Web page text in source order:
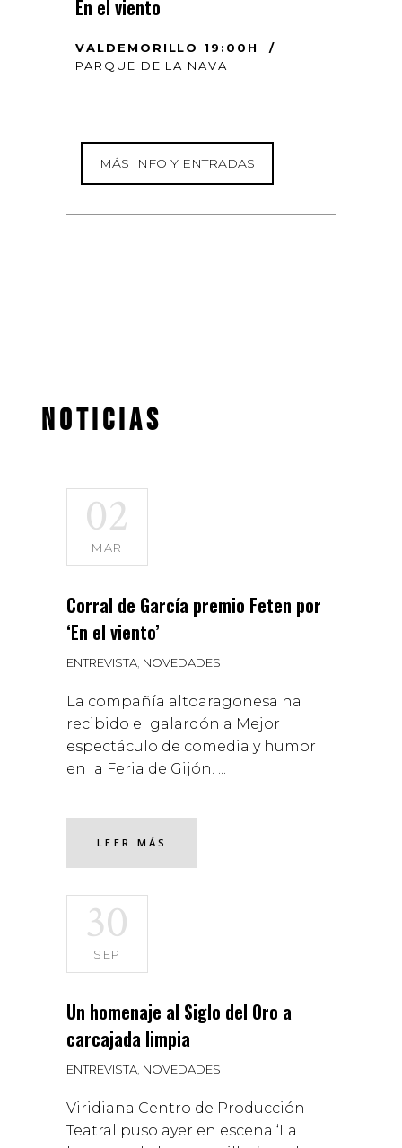
En el viento
VALDEMORILLO 19:00H /
PARQUE DE LA NAVA
MÁS INFO Y ENTRADAS
NOTICIAS
02
MAR
Corral de García premio Feten por
‘En el viento’
ENTREVISTA NOVEDADES
La compañía altoaragonesa ha
recibido el galardón a Mejor
espectáculo de comedia y humor
en la Feria de Gijón.
LEER MÁS
30
SEP
Un homenaje al Siglo del Oro a
carcajada limpia
ENTREVISTA NOVEDADES
Viridiana Centro de Producción
Teatral puso ayer en escena ‘La